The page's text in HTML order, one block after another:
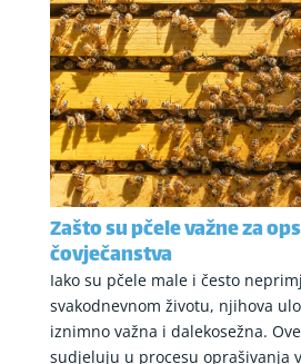
Zašto su pčele važne za
čovječanstva
Iako su pčele male i često
svakodnevnom životu, njihova
iznimno važna i dalekosežna.
sudjeluju u procesu oprašivanja